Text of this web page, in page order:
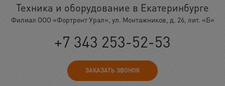
Техника и оборудование в Екатеринбурге
Филиал ООО «Фортрент Урал», ул. Монтажников, д. 26, лит. «Б»
+7 343 253-52-53
ЗАКАЗАТЬ ЗВОНОК